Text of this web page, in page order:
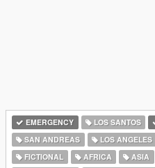
EMERGENCY LOS SANTOS
SAN ANDREAS
LOS ANGELES
FICTIONAL
AFRICA ASIA